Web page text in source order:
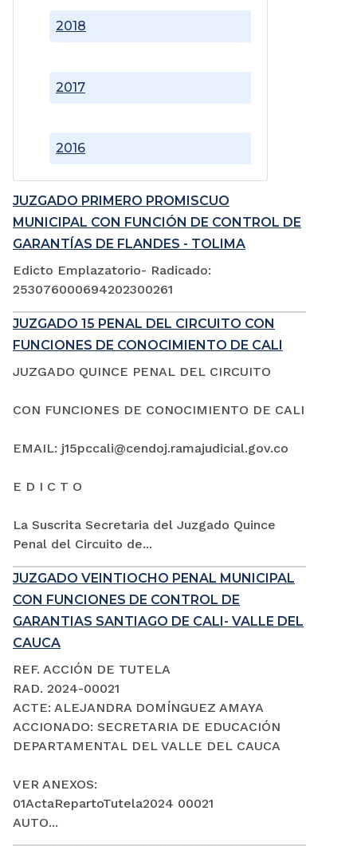
2016
2017
2018
JUZGADO PRIMERO PROMISCUO
MUNICIPAL CON FUNCIÓN DE CONTROL DE
GARANTÍAS DE FLANDES - TOLIMA
Edicto Emplazatorio- Radicado:
253076000694202300261
JUZGADO 15 PENAL DEL CIRCUITO CON
FUNCIONES DE CONOCIMIENTO DE CALI
JUZGADO QUINCE PENAL DEL CIRCUITO
CON FUNCIONES DE CONOCIMIENTO DE CALI
EMAIL: j15pccali@cendoj.ramajudicial.gov.co
E D I C T O
La Suscrita Secretaria del Juzgado Quince
Penal del Circuito de...
JUZGADO VEINTIOCHO PENAL MUNICIPAL
CON FUNCIONES DE CONTROL DE
GARANTIAS SANTIAGO DE CALI- VALLE DEL
CAUCA
REF. ACCIÓN DE TUTELA
RAD. 2024-00021
ACTE: ALEJANDRA DOMÍNGUEZ AMAYA
ACCIONADO: SECRETARIA DE EDUCACIÓN
DEPARTAMENTAL DEL VALLE DEL CAUCA
VER ANEXOS:
01ActaRepartoTutela2024 00021
AUTO...